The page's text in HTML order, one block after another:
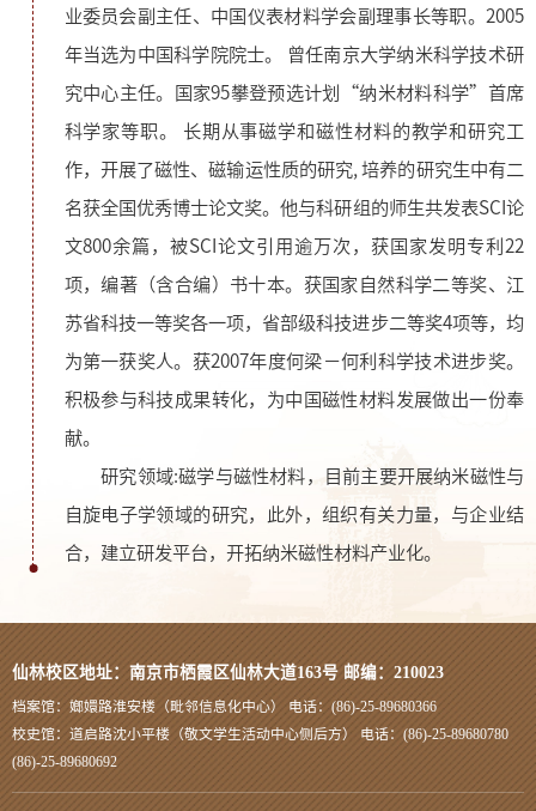
业委员会副主任、中国仪表材料学会副理事长等职。2005
年当选为中国科学院院士。 曾任南京大学纳米科学技术研
究中心主任。国家95攀登预选计划“纳米材料科学”首席
科学家等职。 长期从事磁学和磁性材料的教学和研究工
作，开展了磁性、磁输运性质的研究, 培养的研究生中有二
名获全国优秀博士论文奖。他与科研组的师生共发表SCI论
文800余篇，被SCI论文引用逾万次，获国家发明专利22
项，编著（含合编）书十本。获国家自然科学二等奖、江
苏省科技一等奖各一项，省部级科技进步二等奖4项等，均
为第一获奖人。获2007年度何梁－何利科学技术进步奖。
积极参与科技成果转化，为中国磁性材料发展做出一份奉
献。
研究领域:磁学与磁性材料，目前主要开展纳米磁性与
自旋电子学领域的研究，此外，组织有关力量，与企业结
合，建立研发平台，开拓纳米磁性材料产业化。
仙林校区地址：南京市栖霞区仙林大道163号 邮编：210023
档案馆：嫏嬛路淮安楼（毗邻信息化中心） 电话：(86)-25-89680366
校史馆：道启路沈小平楼（敬文学生活动中心侧后方） 电话：(86)-25-89680780
(86)-25-89680692